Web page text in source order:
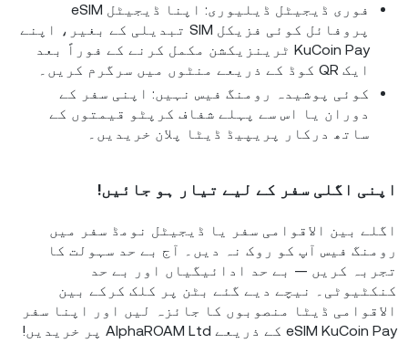
فوری ڈیجیٹل ڈیلیوری: اپنا ڈیجیٹل eSIM
پروفائل کوئی فزیکل SIM تبدیلی کے بغیر، اپنے
KuCoin Pay ٹرینزیکشن مکمل کرنے کے فوراً بعد
ایک QR کوڈ کے ذریعے منٹوں میں سرگرم کریں۔
کوئی پوشیدہ رومنگ فیس نہیں: اپنی سفر کے
دوران یا اس سے پہلے شفاف کرپٹو قیمتوں کے
ساتھ درکار پریپیڈ ڈیٹا پلان خریدیں۔
اپنی اگلی سفر کے لیے تیار ہو جائیں!
اگلے بین الاقوامی سفر یا ڈیجیٹل نومڈ سفر میں
رومنگ فیس آپ کو روک نہ دیں۔ آج بے حد سہولت کا
تجربہ کریں — بے حد ادائیگیاں اور بے حد
کنکٹیوٹی۔ نیچے دیے گئے بٹن پر کلک کرکے بین
الاقوامی ڈیٹا منصوبوں کا جائزہ لیں اور اپنا سفر
eSIM KuCoin Pay کے ذریعے AlphaROAM Ltd پر خریدیں!